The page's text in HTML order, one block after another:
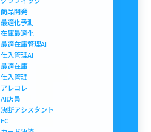
商品開発
最適化予測
在庫最適化
最適在庫管理AI
仕入管理AI
最適在庫
仕入管理
アレコレ
AI店員
決断アシスタント
EC